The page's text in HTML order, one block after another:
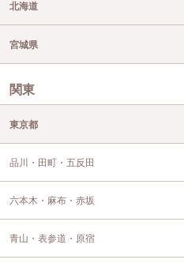
北海道
宮城県
関東
東京都
品川・田町・五反田
六本木・麻布・赤坂
青山・表参道・原宿